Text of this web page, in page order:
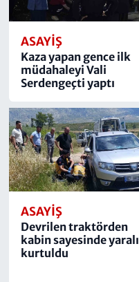
ASAYIŞ
Kaza yapan gence ilk
müdahaleyi Vali
Serdengeçti yaptı
ASAYIŞ
Devrilen traktörden
kabin sayesinde yaralı
kurtuldu